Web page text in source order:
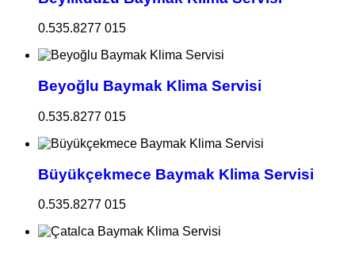
0.535.8277 015
Beyoğlu Baymak Klima Servisi
0.535.8277 015
Büyükçekmece Baymak Klima Servisi
0.535.8277 015